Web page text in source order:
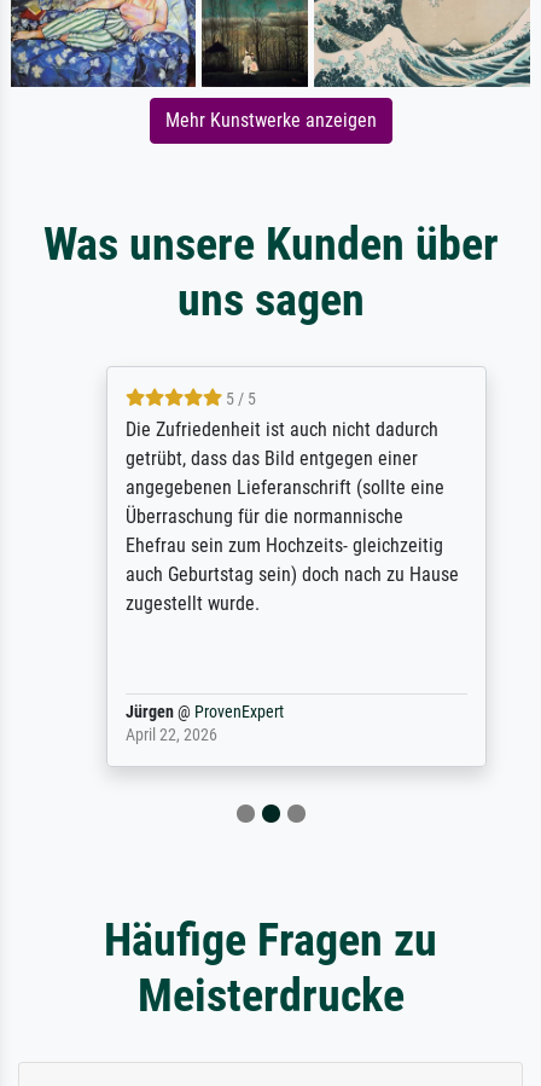
Mehr Kunstwerke anzeigen
Was unsere Kunden über
uns sagen
5 / 5
Die Zufriedenheit ist auch nicht dadurch
getrübt, dass das Bild entgegen einer
angegebenen Lieferanschrift (sollte eine
Überraschung für die normannische
Ehefrau sein zum Hochzeits- gleichzeitig
auch Geburtstag sein) doch nach zu Hause
zugestellt wurde.
Jürgen@ProvenExpert
April 22, 2026
Häufige Fragen zu
Meisterdrucke